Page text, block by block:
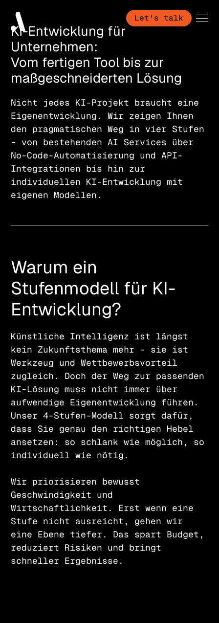
Let's talk
KI-Entwicklung für
Unternehmen:
Vom fertigen Tool bis zur
maßgeschneiderten Lösung
Nicht jedes KI-Projekt braucht eine
Eigenentwicklung. Wir zeigen Ihnen
den pragmatischen Weg in vier Stufen
– von bestehenden AI Services über
No-Code-Automatisierung und API-
Integrationen bis hin zur
individuellen KI-Entwicklung mit
eigenen Modellen.
Warum ein
Stufenmodell für KI-
Entwicklung?
Künstliche Intelligenz ist längst
kein Zukunftsthema mehr – sie ist
Werkzeug und Wettbewerbsvorteil
zugleich. Doch der Weg zur passenden
KI-Lösung muss nicht immer über
aufwendige Eigenentwicklung führen.
Unser 4-Stufen-Modell sorgt dafür,
dass Sie genau den richtigen Hebel
ansetzen: so schlank wie möglich, so
individuell wie nötig.
Wir priorisieren bewusst
Geschwindigkeit und
Wirtschaftlichkeit. Erst wenn eine
Stufe nicht ausreicht, gehen wir
eine Ebene tiefer. Das spart Budget,
reduziert Risiken und bringt
schneller Ergebnisse.